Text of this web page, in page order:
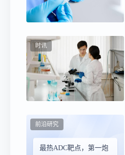
时讯
最热ADC靶点，第一炮
前沿研究